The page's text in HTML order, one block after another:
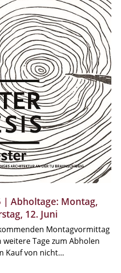
| Abholtage: Montag,
12. Juni
Montagvormittag
weitere Tage zum Abholen
Kauf von nicht…